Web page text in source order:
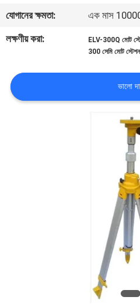
যোগাযোগ
করুন
খবর
মামলা
যোগানের ক্ষমতা:
এক মাস
লক্ষণীয় করা:
ELV-300Q মোট
300 সেমি মোট
ভালো